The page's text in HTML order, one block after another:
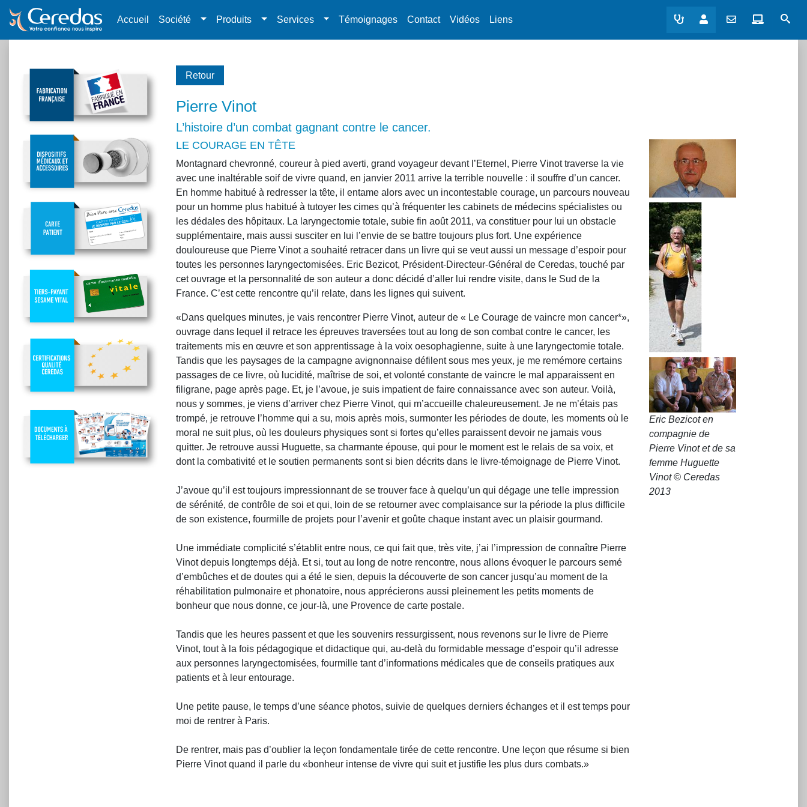
Accueil Société Produits Services Témoignages Contact Vidéos
Liens
Retour
Pierre Vinot
L’histoire d’un combat gagnant contre le cancer.
LE COURAGE EN TÊTE
Montagnard chevronné, coureur à pied averti, grand voyageur devant l’Eternel, Pierre Vinot traverse la vie
avec une inaltérable soif de vivre quand, en janvier 2011 arrive la terrible nouvelle : il souffre d’un cancer.
En homme habitué à redresser la tête, il entame alors avec un incontestable courage, un parcours nouveau
pour un homme plus habitué à tutoyer les cimes qu’à fréquenter les cabinets de médecins spécialistes ou
les dédales des hôpitaux. La laryngectomie totale, subie fin août 2011, va constituer pour lui un obstacle
supplémentaire, mais aussi susciter en lui l’envie de se battre toujours plus fort. Une expérience
douloureuse que Pierre Vinot a souhaité retracer dans un livre qui se veut aussi un message d’espoir pour
toutes les personnes laryngectomisées. Eric Bezicot, Président-Directeur-Général de Ceredas, touché par
cet ouvrage et la personnalité de son auteur a donc décidé d’aller lui rendre visite, dans le Sud de la
France. C’est cette rencontre qu’il relate, dans les lignes qui suivent.
«Dans quelques minutes, je vais rencontrer Pierre Vinot, auteur de « Le Courage de vaincre mon cancer*»,
ouvrage dans lequel il retrace les épreuves traversées tout au long de son combat contre le cancer, les
traitements mis en œuvre et son apprentissage à la voix oesophagienne, suite à une laryngectomie totale.
Tandis que les paysages de la campagne avignonnaise défilent sous mes yeux, je me remémore certains
passages de ce livre, où lucidité, maîtrise de soi, et volonté constante de vaincre le mal apparaissent en
filigrane, page après page. Et, je l’avoue, je suis impatient de faire connaissance avec son auteur. Voilà,
nous y sommes, je viens d’arriver chez Pierre Vinot, qui m’accueille chaleureusement. Je ne m’étais pas
trompé, je retrouve l’homme qui a su, mois après mois, surmonter les périodes de doute, les moments où le
moral ne suit plus, où les douleurs physiques sont si fortes qu’elles paraissent devoir ne jamais vous
quitter. Je retrouve aussi Huguette, sa charmante épouse, qui pour le moment est le relais de sa voix, et
dont la combativité et le soutien permanents sont si bien décrits dans le livre-témoignage de Pierre Vinot.
J’avoue qu’il est toujours impressionnant de se trouver face à quelqu’un qui dégage une telle impression
de sérénité, de contrôle de soi et qui, loin de se retourner avec complaisance sur la période la plus difficile
de son existence, fourmille de projets pour l’avenir et goûte chaque instant avec un plaisir gourmand.
Une immédiate complicité s’établit entre nous, ce qui fait que, très vite, j’ai l’impression de connaître Pierre
Vinot depuis longtemps déjà. Et si, tout au long de notre rencontre, nous allons évoquer le parcours semé
d’embûches et de doutes qui a été le sien, depuis la découverte de son cancer jusqu’au moment de la
réhabilitation pulmonaire et phonatoire, nous apprécierons aussi pleinement les petits moments de
bonheur que nous donne, ce jour-là, une Provence de carte postale.
Tandis que les heures passent et que les souvenirs ressurgissent, nous revenons sur le livre de Pierre
Vinot, tout à la fois pédagogique et didactique qui, au-delà du formidable message d’espoir qu’il adresse
aux personnes laryngectomisées, fourmille tant d’informations médicales que de conseils pratiques aux
patients et à leur entourage.
Une petite pause, le temps d’une séance photos, suivie de quelques derniers échanges et il est temps pour
moi de rentrer à Paris.
De rentrer, mais pas d’oublier la leçon fondamentale tirée de cette rencontre. Une leçon que résume si bien
Pierre Vinot quand il parle du «bonheur intense de vivre qui suit et justifie les plus durs combats.»
Eric Bezicot en
compagnie de
Pierre Vinot et de sa
femme Huguette
Vinot © Ceredas
2013